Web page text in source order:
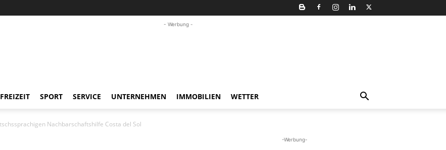
- Werbung -
FREIZEIT SPORT SERVICE UNTERNEHMEN IMMOBILIEN WETTER
Nachbarschaftshilfe Costa del Sol
-Werbung-